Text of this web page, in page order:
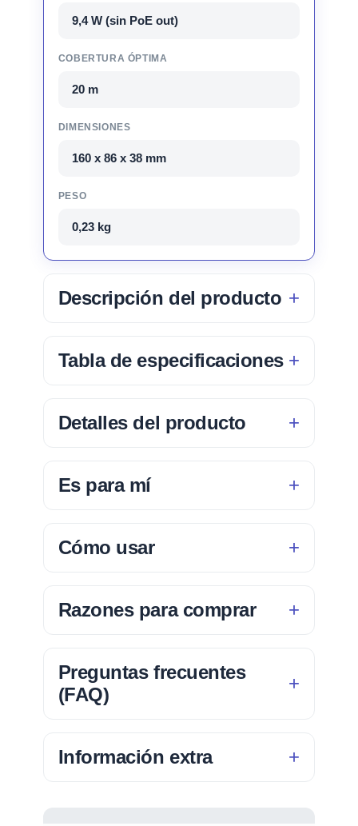
9,4 W (sin PoE out)
COBERTURA ÓPTIMA
20 m
DIMENSIONES
160 x 86 x 38 mm
PESO
0,23 kg
Descripción del producto
Tabla de especificaciones
Detalles del producto
Es para mí
Cómo usar
Razones para comprar
Preguntas frecuentes
(FAQ)
Información extra